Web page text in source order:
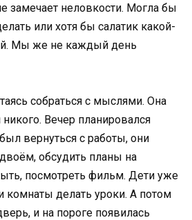
замечает неловкости. Могла бы
или хотя бы салатик какой-
Мы же не каждый день
собраться с мыслями. Она
Вечер планировался
вернуться с работы, они
обсудить планы на
посмотреть фильм. Дети уже
комнаты делать уроки. А потом
и на пороге появилась